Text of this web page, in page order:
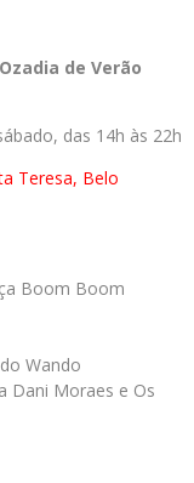
de Verão
das 14h às 22h
Teresa, Belo
Boom Boom
Wando
Dani Moraes e Os